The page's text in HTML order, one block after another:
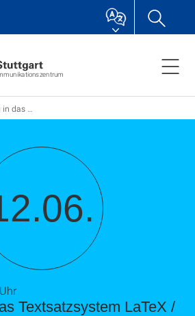
/ Webseminar (TU9)
Textsatzsystem LaTeX /